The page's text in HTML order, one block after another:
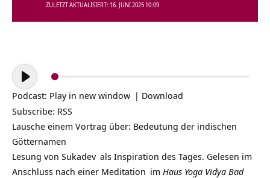
ZULETZT AKTUALISIERT: 16. JUNI 2025 10:09
Audio-
Player
Podcast: Play in new window | Download
Subscribe: RSS
Lausche einem Vortrag über: Bedeutung der indischen
Götternamen
Lesung von Sukadev als Inspiration des Tages. Gelesen im
Anschluss nach einer Meditation im Haus Yoga Vidya Bad